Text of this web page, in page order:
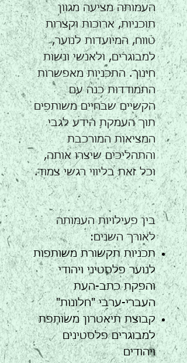
העמותה מציעה מגוון
תוכניות, ארוכות וקצרות
טווח, המיועדות לנוער,
למבוגרים, ולאנשי ונשות
חינוך. התכניות מאפשרות
התמודדות כנה עם
הקשיים שבחיים משותפים
תוך העמקת הידע לגבי
המציאות המורכבת
והתהליכים שיצרו אותה,
וכל זאת בליווי רגשי צמוד.
בין פעילויות העמותה
לאורך השנים:
תכניות תקשורת משותפות
לנוער פלסטיני ויהודי
והפקת כתב-העת
העברי-ערבי "חלונות"
קבוצת תיאטרון משותפת
למבוגרים פלסטינים
ויהודים